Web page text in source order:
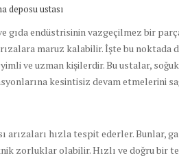
deposu ustası
gıda endüstrisinin vazgeçilmez bir
maruz kalabilir. İşte bu noktada
ve uzman kişilerdir. Bu ustalar,
kesintisiz devam etmelerini
arızaları hızla tespit ederler. Bunlar,
zorluklar olabilir. Hızlı ve doğru bir